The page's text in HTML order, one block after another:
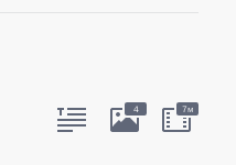
4 7м